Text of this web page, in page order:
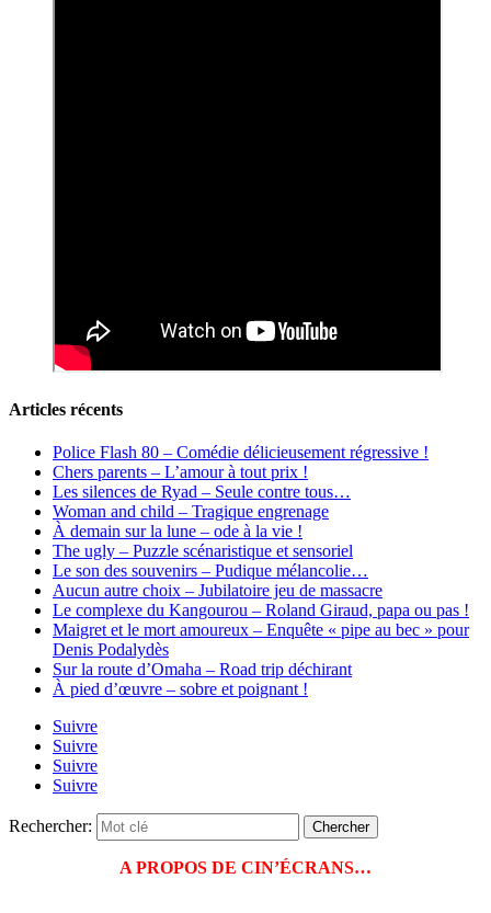
Articles récents
Police Flash 80 – Comédie délicieusement régressive !
Chers parents – L’amour à tout prix !
Les silences de Ryad – Seule contre tous…
Woman and child – Tragique engrenage
À demain sur la lune – ode à la vie !
The ugly – Puzzle scénaristique et sensoriel
Le son des souvenirs – Pudique mélancolie…
Aucun autre choix – Jubilatoire jeu de massacre
Le complexe du Kangourou – Roland Giraud, papa ou pas !
Maigret et le mort amoureux – Enquête « pipe au bec » pour
Denis Podalydès
Sur la route d’Omaha – Road trip déchirant
À pied d’œuvre – sobre et poignant !
Suivre
Suivre
Suivre
Suivre
Rechercher:
A PROPOS DE CIN’ÉCRANS…